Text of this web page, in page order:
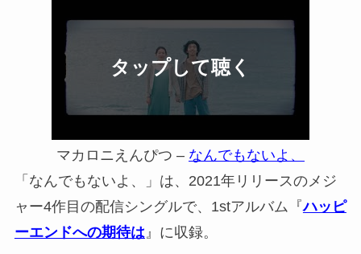
マカロニえんぴつ – なんでもないよ、
「なんでもないよ、」は、2021年リリースのメジ
ャー4作目の配信シングルで、1stアルバム『ハッピ
ーエンドへの期待は』に収録。